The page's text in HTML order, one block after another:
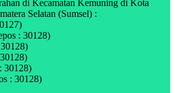
di Kecamatan Kemuning di Kota
Selatan (Sumsel) :
: 30128)
30128)
: 30128)